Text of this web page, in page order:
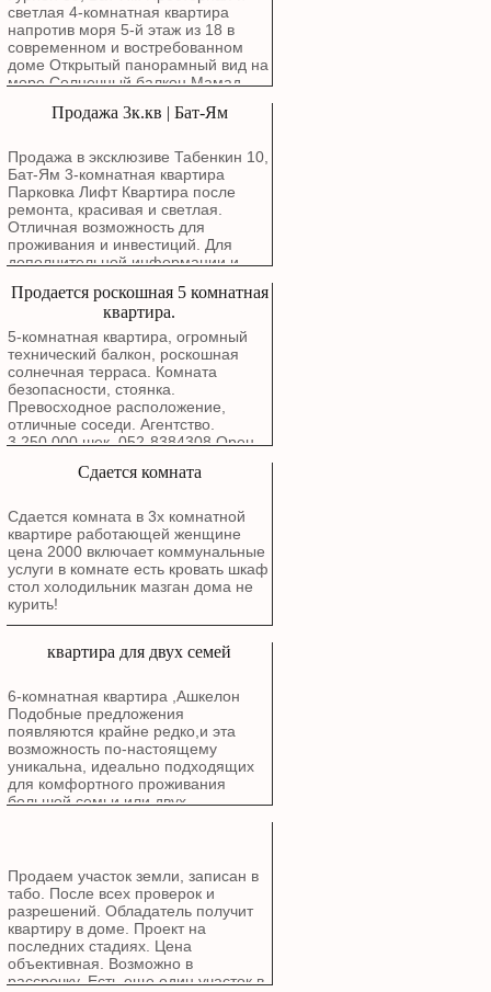
₪ в месяц. При необходимости
новым владельцам можем оставить
тумбочку, кровать с прикроватными
тумбочками. Освобождение
квартиры — по договоренности, не
R407C Refrigerant Gas Suitable for:
светлая 4-комнатная квартира
напротив моря 5-й этаж из 18 в
современном и востребованном
доме Открытый панорамный вид на
море Солнечный балкон Мамад
квартира с полноценным фасадом
атмосферными закатами с балкона
Маркетинговая цена: 3,780,000
шекелей
Продажа 3к.кв | Бат-Ям
Продажа в эксклюзиве Табенкин 10,
Бат-Ям 3-комнатная квартира
Парковка Лифт Квартира после
ремонта, красивая и светлая.
Отличная возможность для
проживания и инвестиций. Для
дополнительной информации и
нами.
Продается роскошная 5 комнатная
квартира.
5-комнатная квартира, огромный
технический балкон, роскошная
солнечная терраса. Комната
безопасности, стоянка.
Превосходное расположение,
отличные соседи. Агентство.
3,250,000 шек. 052-8384308 Орен.
Сдается комната
Сдается комната в 3х комнатной
квартире работающей женщине
цена 2000 включает коммунальные
услуги в комнате есть кровать шкаф
стол холодильник мазган дома не
курить!
квартира для двух семей
6-комнатная квартира ,Ашкелон
Подобные предложения
появляются крайне редко,и эта
возможность по-настоящему
уникальна, идеально подходящих
для комфортного проживания
большой семьи или двух
и Эко-парка. Все рядом: Школы,
детские сады.Особенности
квартиры: Квартира общей
площадью 6 комнат (планировка: 2
комнаты + 4 комнаты)
спроектирована для максимального
комфорта и уюта. Расположена в
Продаем участок земли, записан в
табо. После всех проверок и
разрешений. Обладатель получит
квартиру в доме. Проект на
последних стадиях. Цена
объективная. Возможно в
рассрочку. Есть еще один участок в